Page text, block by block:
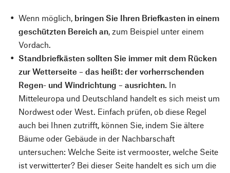
Wenn möglich, bringen Sie Ihren Briefkasten in einem
geschützten Bereich an, zum Beispiel unter einem
Vordach.
Standbriefkästen sollten Sie immer mit dem Rücken
zur Wetterseite – das heißt: der vorherrschenden
Regen- und Windrichtung – ausrichten. In
Mitteleuropa und Deutschland handelt es sich meist um
Nordwest oder West. Einfach prüfen, ob diese Regel
auch bei Ihnen zutrifft, können Sie, indem Sie ältere
Bäume oder Gebäude in der Nachbarschaft
untersuchen: Welche Seite ist vermooster, welche Seite
ist verwitterter? Bei dieser Seite handelt es sich um die